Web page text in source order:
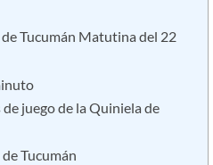
Tucumán Matutina del 22
juego de la Quiniela de
Tucumán